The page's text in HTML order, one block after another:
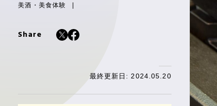
美酒・美食体験
Share
最終更新日: 2024.05.20